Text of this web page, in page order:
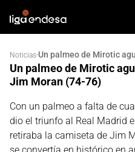
Noticias·
Un palmeo de Mirotic
Jim Moran (74-76)
Con un palmeo a falta de
dio el triunfo al Real Madrid
retiraba la camiseta de Jim